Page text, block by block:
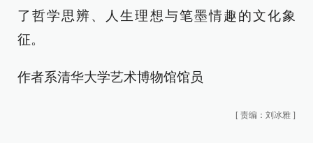
了哲学思辨、人生理想与笔墨情趣的文化象
征。
作者系清华大学艺术博物馆馆员
[ 责编：刘冰雅 ]